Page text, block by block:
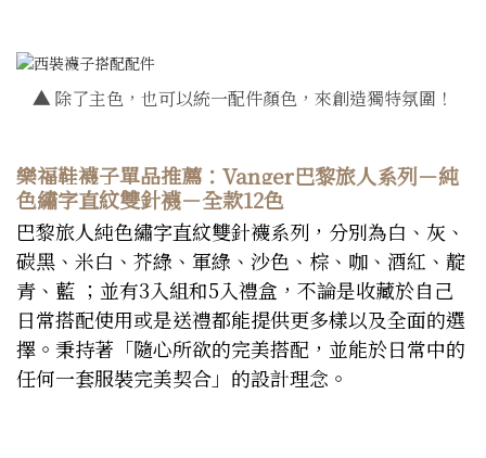
▲除了主色，也可以統一配件顏色，來創造獨特氛圍！
樂福鞋襪子單品推薦：Vanger巴黎旅人系列－純
色繡字直紋雙針襪－全款12色
巴黎旅人純色繡字直紋雙針襪系列，分別為白、灰、
碳黑、米白、芥綠、軍綠、沙色、棕、咖、酒紅、靛
青、藍 ；並有3入組和5入禮盒，不論是收藏於自己
日常搭配使用或是送禮都能提供更多樣以及全面的選
擇。秉持著「隨心所欲的完美搭配，並能於日常中的
任何一套服裝完美契合」的設計理念。